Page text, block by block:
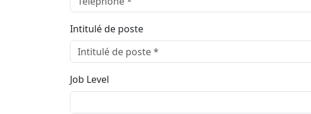
Intitulé de poste
Job Level